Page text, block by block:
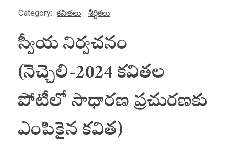
Category: కవితలు శీర్షికలు
స్వీయ నిర్వచనం
(నెచ్చెలి-2024 కవితల
పోటీలో సాధారణ ప్రచురణకు
ఎంపికైన కవిత)